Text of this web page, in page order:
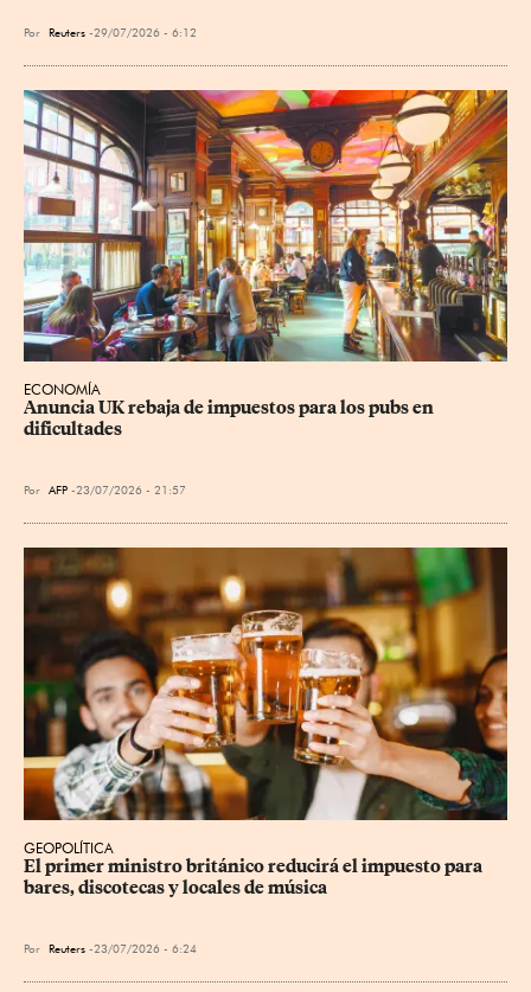
Por Reuters 29/07/2026 - 6:12
ECONOMÍA
Anuncia UK rebaja de impuestos para los pubs en
dificultades
Por AFP 23/07/2026 - 21:57
GEOPOLÍTICA
El primer ministro británico reducirá el impuesto para
bares, discotecas y locales de música
Por Reuters 23/07/2026 - 6:24